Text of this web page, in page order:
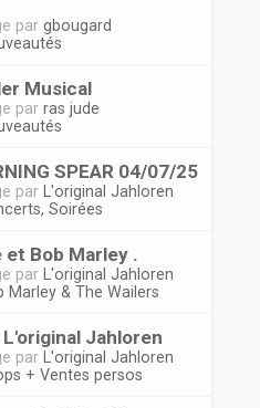
par gbougard
Musical
par ras jude
SPEAR 04/07/25
par
L'original Jahloren
Soirées
et Bob Marley .
par
L'original Jahloren
Marley & The Wailers
Jahloren
par
L'original Jahloren
+ Ventes persos